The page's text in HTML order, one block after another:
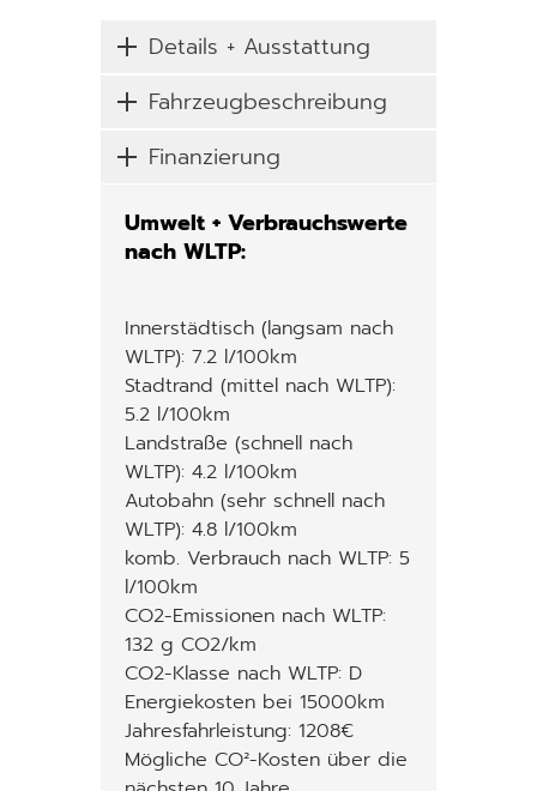
Details + Ausstattung
Fahrzeugbeschreibung
Finanzierung
Umwelt + Verbrauchswerte
nach WLTP:
Innerstädtisch (langsam nach
WLTP): 7.2 l/100km
Stadtrand (mittel nach WLTP):
5.2 l/100km
Landstraße (schnell nach
WLTP): 4.2 l/100km
Autobahn (sehr schnell nach
WLTP): 4.8 l/100km
komb. Verbrauch nach WLTP: 5
l/100km
CO2-Emissionen nach WLTP:
132 g CO2/km
CO2-Klasse nach WLTP: D
Energiekosten bei 15000km
Jahresfahrleistung: 1208€
Mögliche CO²-Kosten über die